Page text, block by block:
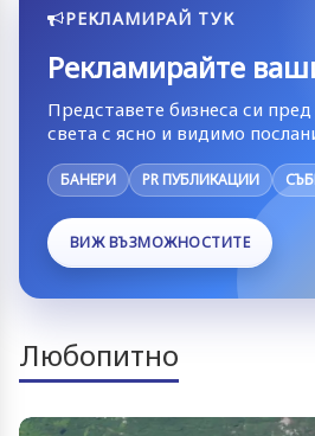
РЕКЛАМИРАЙ ТУК
Рекламирайте
Представете бизнеса си
света с ясно и видимо
БАНЕРИ PR ПУБЛИКАЦИИ
ВИЖ ВЪЗМОЖНОСТИТЕ
Любопитно